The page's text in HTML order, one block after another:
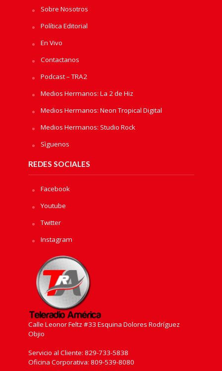
Sobre Nosotros
Política Editorial
En Vivo
Contactanos
Podcast – TRA2
Medios Hermanos: La 2 de Hiz
Medios Hermanos: Neon Tropical Digital
Medios Hermanos: Studio Rock
Sìguenos
REDES SOCIALES
Facebook
Youtube
Twitter
Instagram
Calle Leonor Feltz #33 Esquina Dolores Rodríguez
Objio
Servicio al Cliente: 829-733-5838
Oficina Corporativa: 809-539-8080